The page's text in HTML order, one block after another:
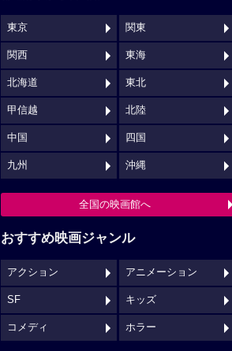
東京 関東
関西 東海
北海道 東北
甲信越 北陸
中国 四国
九州 沖縄
全国の映画館へ
おすすめ映画ジャンル
アクション アニメーション
SF キッズ
コメディ ホラー